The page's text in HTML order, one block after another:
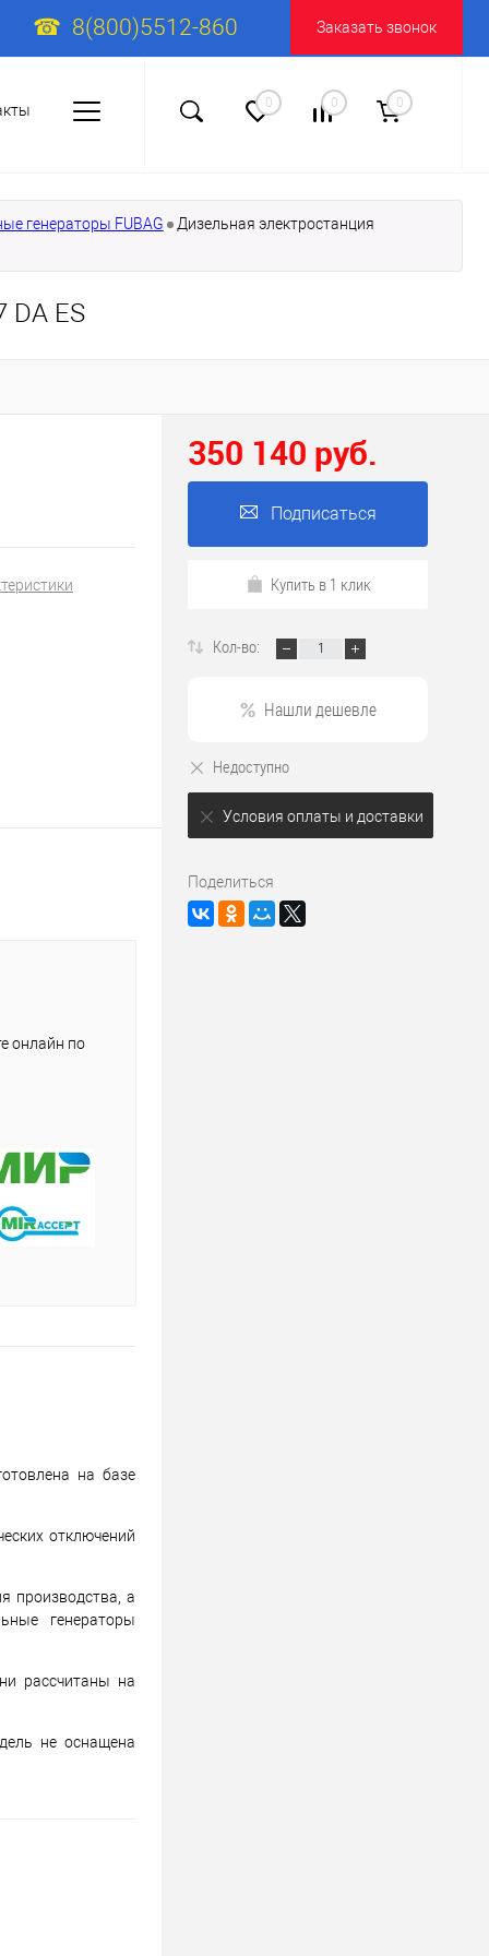
8(800)5512-860 Заказать звонок
0 0 0
генераторы FUBAG Дизельная электростанция
DA ES
онлайн по
на базе
отключений
производства, а
генераторы
рассчитаны на
не оснащена
350 140 руб.
Подписаться
Купить в 1 клик
Кол-во:
Нашли дешевле
Недоступно
Условия оплаты и доставки
Поделиться